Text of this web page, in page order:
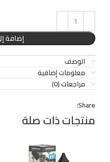
إضافة
الوصف
معلومات إضافية
مراجعات (0)
Share:
منتجات ذات صلة